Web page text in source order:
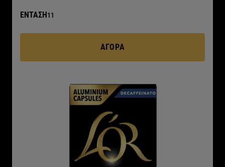
ΕΝΤΑΣΗ11
ΑΓΟΡΆ